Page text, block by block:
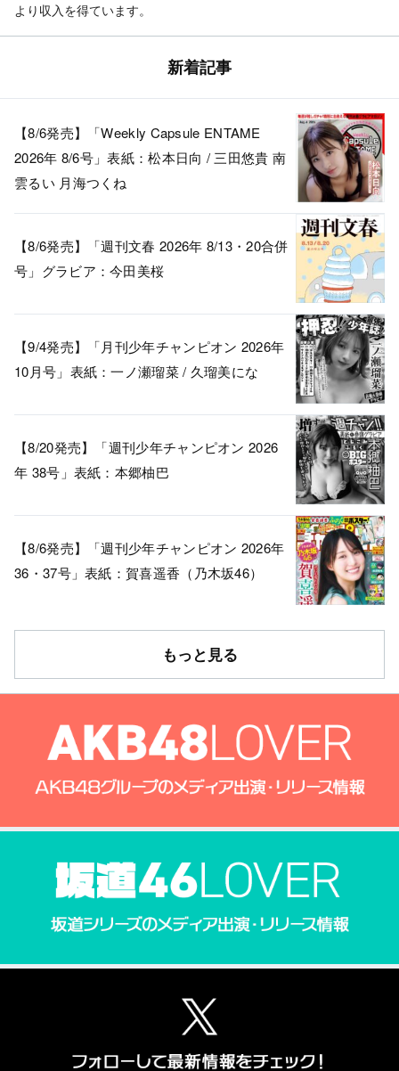
より収入を得ています。
新着記事
【8/6発売】「Weekly Capsule ENTAME
2026年 8/6号」表紙：松本日向 / 三田悠貴 南
雲るい 月海つくね
【8/6発売】「週刊文春 2026年 8/13・20合併
号」グラビア：今田美桜
【9/4発売】「月刊少年チャンピオン 2026年
10月号」表紙：一ノ瀬瑠菜 / 久瑠美にな
【8/20発売】「週刊少年チャンピオン 2026
年 38号」表紙：本郷柚巴
【8/6発売】「週刊少年チャンピオン 2026年
36・37号」表紙：賀喜遥香（乃木坂46）
もっと見る